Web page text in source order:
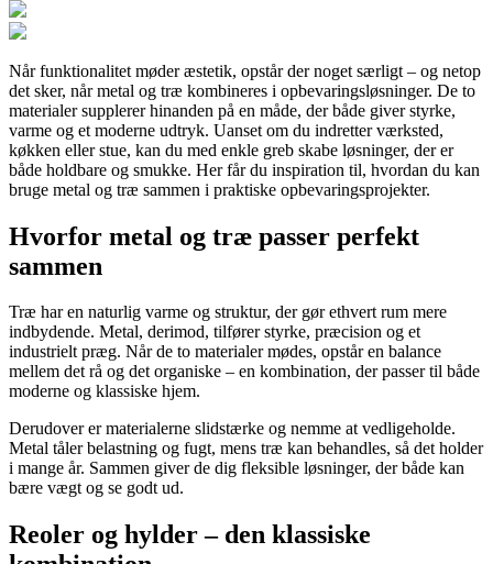
Når funktionalitet møder æstetik, opstår der noget særligt – og netop
det sker, når metal og træ kombineres i opbevaringsløsninger. De to
materialer supplerer hinanden på en måde, der både giver styrke,
varme og et moderne udtryk. Uanset om du indretter værksted,
køkken eller stue, kan du med enkle greb skabe løsninger, der er
både holdbare og smukke. Her får du inspiration til, hvordan du kan
bruge metal og træ sammen i praktiske opbevaringsprojekter.
Hvorfor metal og træ passer perfekt
sammen
Træ har en naturlig varme og struktur, der gør ethvert rum mere
indbydende. Metal, derimod, tilfører styrke, præcision og et
industrielt præg. Når de to materialer mødes, opstår en balance
mellem det rå og det organiske – en kombination, der passer til både
moderne og klassiske hjem.
Derudover er materialerne slidstærke og nemme at vedligeholde.
Metal tåler belastning og fugt, mens træ kan behandles, så det holder
i mange år. Sammen giver de dig fleksible løsninger, der både kan
bære vægt og se godt ud.
Reoler og hylder – den klassiske